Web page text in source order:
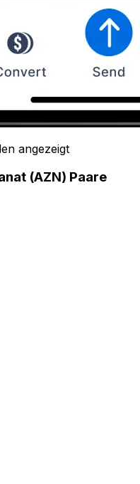
angezeigt
(AZN) Paare